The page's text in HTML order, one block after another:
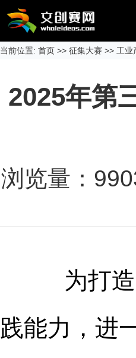
当前位置: 首页 >> 征集大赛 >> 工业
2025年第
浏览量：
为打
践能力，进